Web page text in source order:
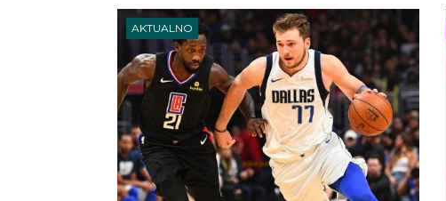
AKTUALNO